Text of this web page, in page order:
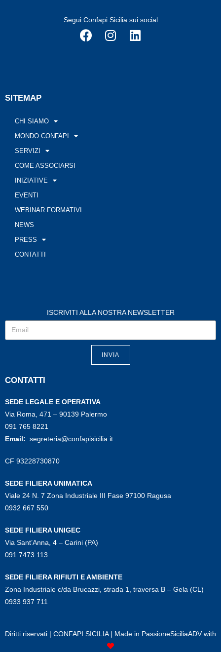
Segui Confapi Sicilia sui social
SITEMAP
CHI SIAMO
MONDO CONFAPI
SERVIZI
COME ASSOCIARSI
INIZIATIVE
EVENTI
WEBINAR FORMATIVI
NEWS
PRESS
CONTATTI
ISCRIVITI ALLA NOSTRA NEWSLETTER
INVIA
CONTATTI
SEDE LEGALE E OPERATIVA
Via Roma, 471 – 90139 Palermo
091 765 8221
Email: segreteria@confapisicilia.it
CF 93228730870
SEDE FILIERA UNIMATICA
Viale 24 N. 7 Zona Industriale III Fase 97100 Ragusa
0932 667 550
SEDE FILIERA UNIGEC
Via Sant’Anna, 4 – Carini (PA)
091 7473 113
SEDE FILIERA RIFIUTI E AMBIENTE
Zona Industriale c/da Brucazzi, strada 1, traversa B – Gela (CL)
0933 937 711
Diritti riservati | CONFAPI SICILIA | Made in PassioneSiciliaADVwith